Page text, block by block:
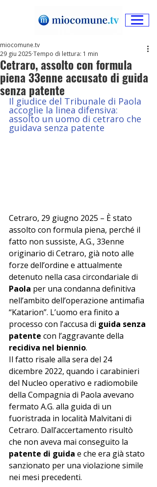
Cetraro, assolto con formula
piena 33enne accusato di guida
senza patente
miocomune.tv
29 giu 2025 Tempo di lettura: 1 min
Il giudice del Tribunale di Paola
accoglie la linea difensiva:
assolto un uomo di cetraro che
guidava senza patente
Cetraro, 29 giugno 2025 – È stato
assolto con formula piena, perché il
fatto non sussiste, A.G., 33enne
originario di Cetraro, già noto alle
forze dell’ordine e attualmente
detenuto nella casa circondariale di
Paola per una condanna definitiva
nell’ambito dell’operazione antimafia
“Katarion”. L’uomo era finito a
processo con l’accusa di guida senza
patente con l’aggravante della
recidiva nel biennio.
Il fatto risale alla sera del 24
dicembre 2022, quando i carabinieri
del Nucleo operativo e radiomobile
della Compagnia di Paola avevano
fermato A.G. alla guida di un
fuoristrada in località Malvitani di
Cetraro. Dall’accertamento risultò
che non aveva mai conseguito la
patente di guida e che era già stato
sanzionato per una violazione simile
nei mesi precedenti.